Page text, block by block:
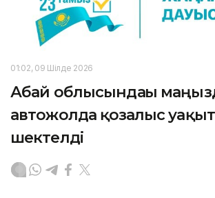
01:02, 09 Шілде 2026
Абай облысындағы
автожолда қозғалыс
шектелді